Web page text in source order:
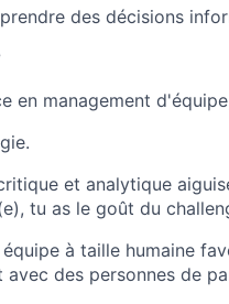
des décisions
en management
et analytique
tu as le goût du
à taille humaine
des personnes de